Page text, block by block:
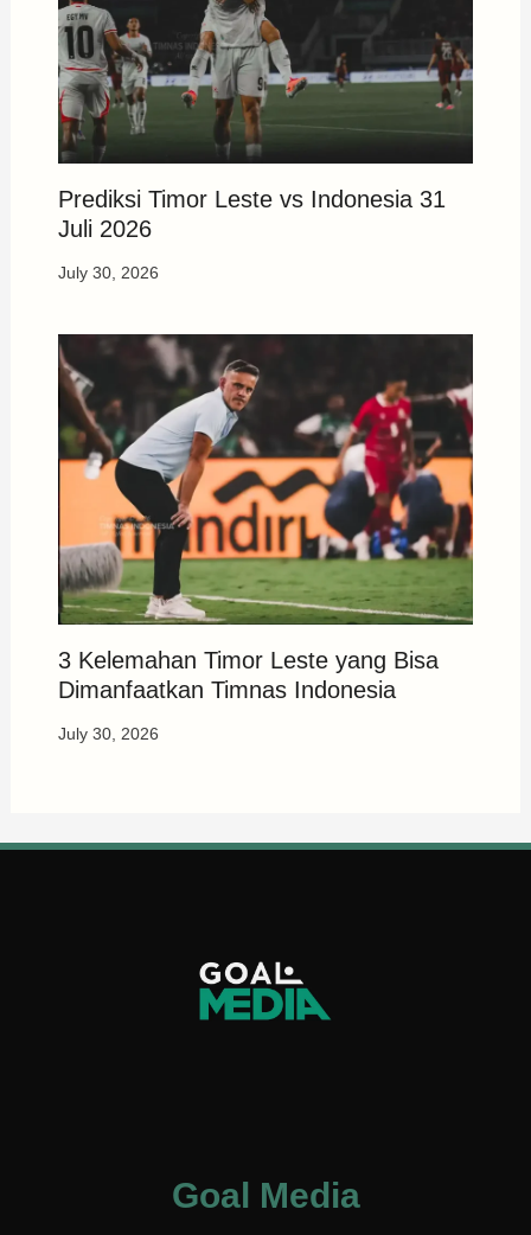
Prediksi Timor Leste vs Indonesia 31
Juli 2026
July 30, 2026
3 Kelemahan Timor Leste yang Bisa
Dimanfaatkan Timnas Indonesia
July 30, 2026
Goal Media